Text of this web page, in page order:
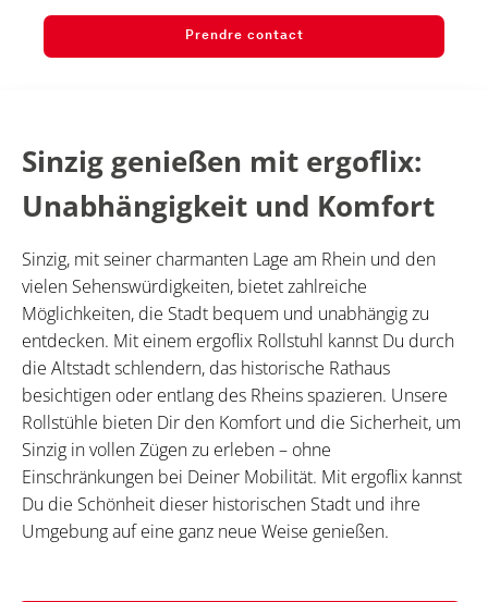
Prendre contact
Sinzig genießen mit ergoflix:
Unabhängigkeit und Komfort
Sinzig, mit seiner charmanten Lage am Rhein und den
vielen Sehenswürdigkeiten, bietet zahlreiche
Möglichkeiten, die Stadt bequem und unabhängig zu
entdecken. Mit einem ergoflix Rollstuhl kannst Du durch
die Altstadt schlendern, das historische Rathaus
besichtigen oder entlang des Rheins spazieren. Unsere
Rollstühle bieten Dir den Komfort und die Sicherheit, um
Sinzig in vollen Zügen zu erleben – ohne
Einschränkungen bei Deiner Mobilität. Mit ergoflix kannst
Du die Schönheit dieser historischen Stadt und ihre
Umgebung auf eine ganz neue Weise genießen.